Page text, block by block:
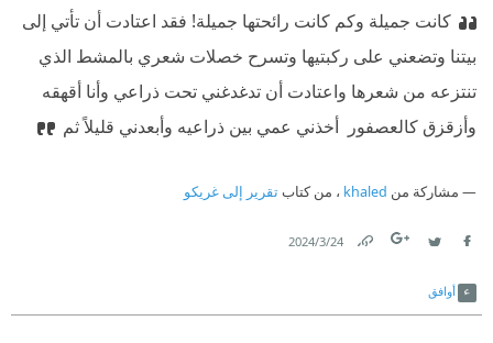
كانت جميلة وكم كانت رائحتها جميلة! فقد اعتادت أن تأتي إلى
بيتنا وتضعني على ركبتيها وتسرح خصلات شعري بالمشط الذي
تنتزعه من شعرها واعتادت أن تدغدغني تحت ذراعي وأنا أقهقه
وأزقزق كالعصفور ‫ أخذني عمي بين ذراعيه وأبعدني قليلاً ثم
مشاركة من khaled ، من كتابتقرير إلى غريكو
24‏/3‏/2024
أوافق